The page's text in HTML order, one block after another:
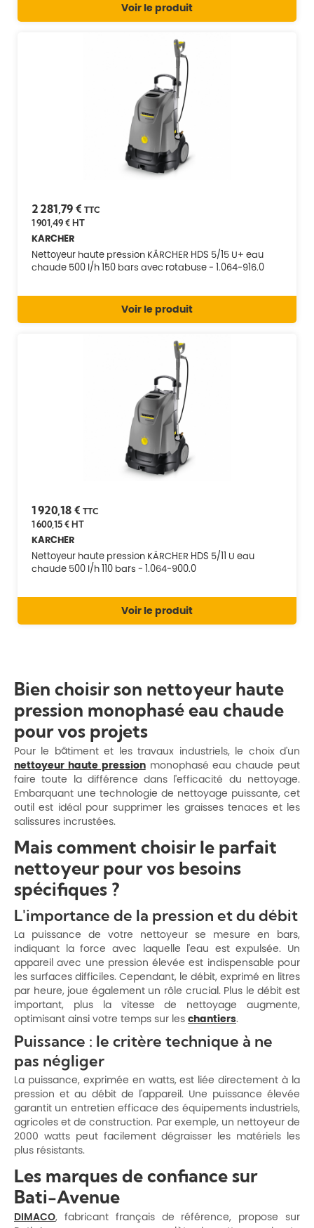
Voir le produit
2 281,79 € TTC
1 901,49 €HT
KARCHER
Nettoyeur haute pression KÄRCHER HDS 5/15 U+ eau
chaude 500 l/h 150 bars avec rotabuse - 1.064-916.0
Voir le produit
1 920,18 € TTC
1 600,15 €HT
KARCHER
Nettoyeur haute pression KÄRCHER HDS 5/11 U eau
chaude 500 l/h 110 bars - 1.064-900.0
Voir le produit
Bien choisir son nettoyeur haute
pression monophasé eau chaude
pour vos projets
Pour le bâtiment et les travaux industriels, le choix d'un
nettoyeur haute pressionmonophasé eau chaude peut
faire toute la différence dans l'efficacité du nettoyage.
Embarquant une technologie de nettoyage puissante, cet
outil est idéal pour supprimer les graisses tenaces et les
salissures incrustées.
Mais comment choisir le parfait
nettoyeur pour vos besoins
spécifiques ?
L'importance de la pression et du débit
La puissance de votre nettoyeur se mesure en bars,
indiquant la force avec laquelle l'eau est expulsée. Un
appareil avec une pression élevée est indispensable pour
les surfaces difficiles. Cependant, le débit, exprimé en litres
par heure, joue également un rôle crucial. Plus le débit est
important, plus la vitesse de nettoyage augmente,
optimisant ainsi votre temps sur les chantiers.
Puissance : le critère technique à ne
pas négliger
La puissance, exprimée en watts, est liée directement à la
pression et au débit de l'appareil. Une puissance élevée
garantit un entretien efficace des équipements industriels,
agricoles et de construction. Par exemple, un nettoyeur de
2000 watts peut facilement dégraisser les matériels les
plus résistants.
Les marques de confiance sur
Bati-Avenue
DIMACO, fabricant français de référence, propose sur